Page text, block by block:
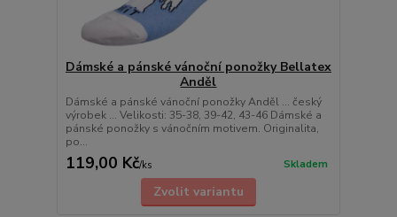
Dámské a pánské vánoční ponožky Bellatex
Anděl
Dámské a pánské vánoční ponožky Anděl ... český
výrobek ... Velikosti: 35-38, 39-42, 43-46 Dámské a
pánské ponožky s vánočním motivem. Originalita,
po...
119,00 Kč/ks Skladem
Zvolit variantu